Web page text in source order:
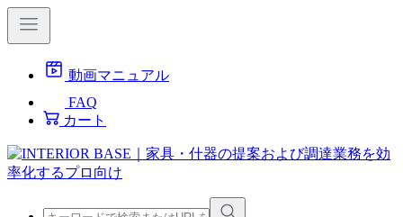
動画マニュアル
FAQ
カート